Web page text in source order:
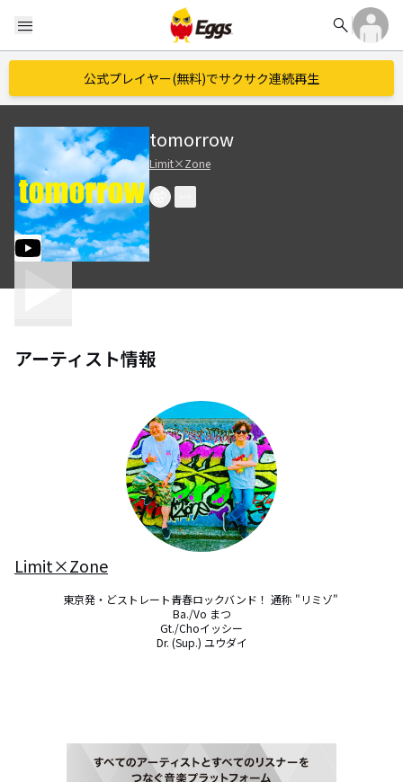
menu search
公式プレイヤー(無料)でサクサク連続再生
tomorrow
Limit×Zone
アーティスト情報
Limit×Zone
東京発・どストレート青春ロックバンド！ 通称 "リミゾ"
Ba./Vo まつ
Gt./Choイッシー
Dr. (Sup.) ユウダイ